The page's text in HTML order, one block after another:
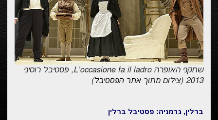
שחקני האופרהL'occasione fa il ladro, פסטיבל רוסיני
2013 (צילום מתוך
אתר הפסטיבל)
ברלין, גרמניה: פסטיבל ברלין